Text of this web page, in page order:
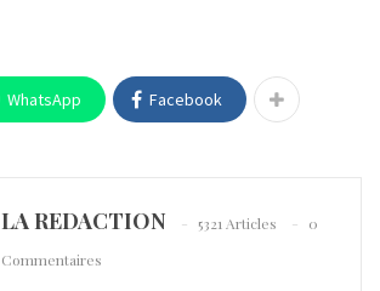
WhatsApp Facebook
LA REDACTION 5321 Articles
0
Commentaires